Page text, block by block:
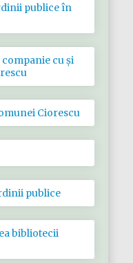
publice în
cu și
Ciorescu
publice
bibliotecii